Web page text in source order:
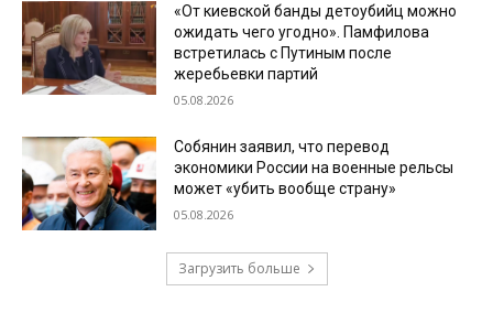
«От киевской банды детоубийц можно
ожидать чего угодно». Памфилова
встретилась с Путиным после
жеребьевки партий
05.08.2026
Собянин заявил, что перевод
экономики России на военные рельсы
может «убить вообще страну»
05.08.2026
Загрузить больше